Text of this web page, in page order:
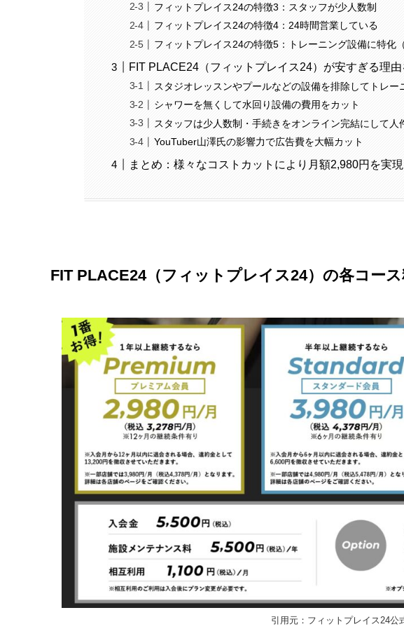
フィットプレイス24の特徴3：スタッフが少人数制
フィットプレイス24の特徴4：24時間営業している
フィットプレイス24の特徴5：トレーニング設備に特化
FIT PLACE24（フィットプレイス24）が安すぎる理由
スタジオレッスンやプールなどの設備を排除してトレー
シャワーを無くして水回り設備の費用をカット
スタッフは少人数制・手続きをオンライン完結にして人
YouTuber山澤氏の影響力で広告費を大幅カット
まとめ：様々なコストカットにより月額2,980円を実
FIT PLACE24（フィットプレイス24）の各コー
引用元：フィットプレイス24公